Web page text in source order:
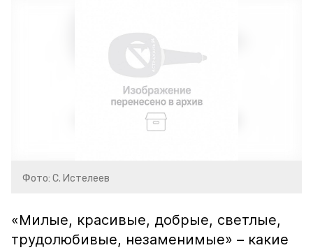
Фото: С. Истелеев
«Милые, красивые, добрые, светлые,
трудолюбивые, незаменимые» – какие